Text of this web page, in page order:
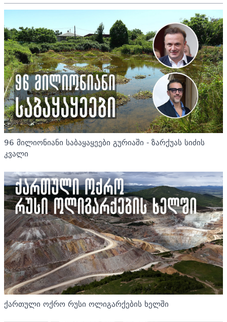
96 მილიონიანი საბაყაყეები გურიაში - ზარქუას სიძის
კვალი
ქართული ოქრო რუსი ოლიგარქების ხელში